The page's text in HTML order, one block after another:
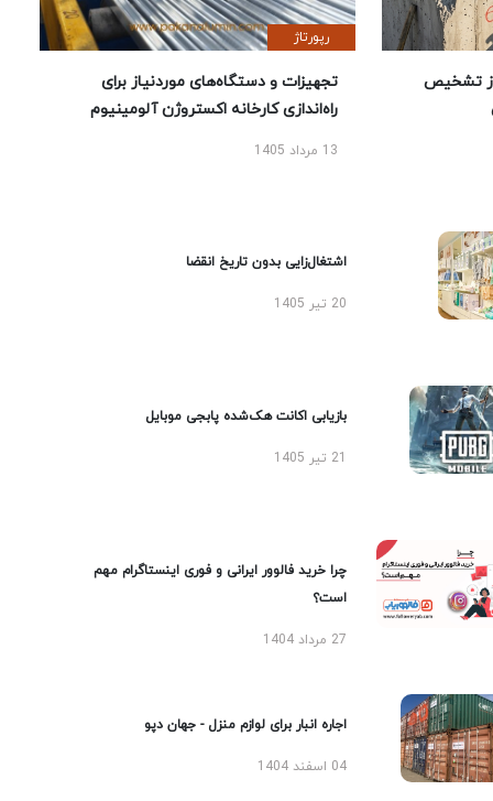
تشخیص
رپورتاژ
تجهیزات و دستگاه‌های موردنیاز برای
راه‌اندازی کارخانه اکستروژن آلومینیوم
13 مرداد 1405
اشتغال‌زایی بدون تاریخ انقضا
20 تیر 1405
بازیابی اکانت هک‌شده پابجی موبایل
چرا خرید فالوور ایرانی و فوری اینستاگرام مهم
است؟
27 مرداد 1404
اجاره انبار برای لوازم منزل - جهان دپو
04 اسفند 1404